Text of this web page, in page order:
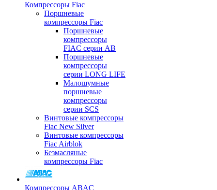
Компрессоры Fiac
Поршневые
компрессоры Fiac
Поршневые
компрессоры
FIAC серии AB
Поршневые
компрессоры
серии LONG LIFE
Малошумные
поршневые
компрессоры
серии SCS
Винтовые компрессоры
Fiac New Silver
Винтовые компрессоры
Fiac Airblok
Безмасляные
компрессоры Fiac
Компрессоры ABAC